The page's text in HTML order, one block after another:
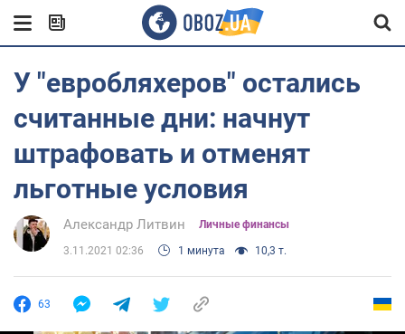
У "евробляхеров" остались
считанные дни: начнут
штрафовать и отменят
льготные условия
Александр Литвин Личные финансы
3.11.2021 02:36 1 минута 10,3 т.
63